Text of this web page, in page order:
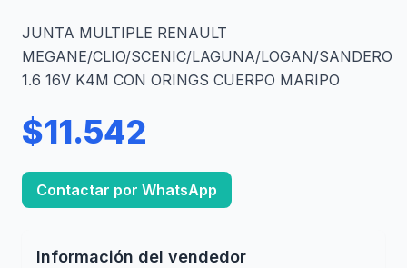
JUNTA MULTIPLE RENAULT
MEGANE/CLIO/SCENIC/LAGUNA/LOGAN/SANDERO
1.6 16V K4M CON ORINGS CUERPO MARIPO
$11.542
Contactar por WhatsApp
Información del vendedor